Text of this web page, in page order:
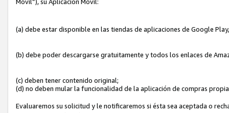
Móvil”), su Aplicación Móvil:
(a) debe estar disponible en las tiendas de aplicaciones de Google
(b) debe poder descargarse gratuitamente y todos los enlaces de
(c) deben tener contenido original;
(d) no deben mular la funcionalidad de la aplicación de compras
Evaluaremos su solicitud y le notificaremos si ésta sea aceptada o